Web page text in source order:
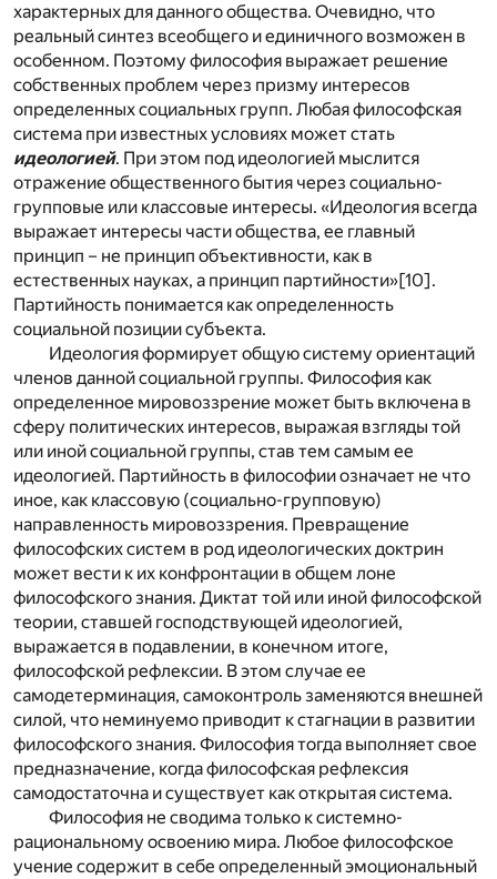
характерных для данного общества. Очевидно, что
реальный синтез всеобщего и единичного возможен в
особенном. Поэтому философия выражает решение
собственных проблем через призму интересов
определенных социальных групп. Любая философская
система при известных условиях может стать
идеологией. При этом под идеологией мыслится
отражение общественного бытия через социально-
групповые или классовые интересы. «Идеология всегда
выражает интересы части общества, ее главный
принцип – не принцип объективности, как в
естественных науках, а принцип партийности»[10] .
Партийность понимается как определенность
социальной позиции субъекта.
Идеология формирует общую систему ориентаций
членов данной социальной группы. Философия как
определенное мировоззрение может быть включена в
сферу политических интересов, выражая взгляды той
или иной социальной группы, став тем самым ее
идеологией. Партийность в философии означает не что
иное, как классовую (социально-групповую)
направленность мировоззрения. Превращение
философских систем в род идеологических доктрин
может вести к их конфронтации в общем лоне
философского знания. Диктат той или иной философской
теории, ставшей господствующей идеологией,
выражается в подавлении, в конечном итоге,
философской рефлексии. В этом случае ее
самодетерминация, самоконтроль заменяются внешней
силой, что неминуемо приводит к стагнации в развитии
философского знания. Философия тогда выполняет свое
предназначение, когда философская рефлексия
самодостаточна и существует как открытая система.
Философия не сводима только к системно-
рациональному освоению мира. Любое философское
учение содержит в себе определенный эмоциональный